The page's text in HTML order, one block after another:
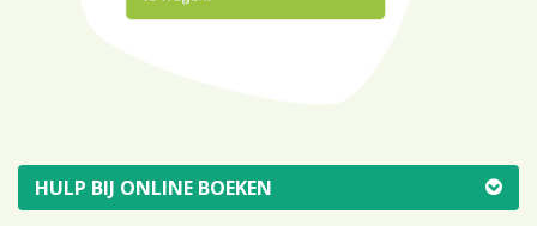
HULP BIJ ONLINE BOEKEN